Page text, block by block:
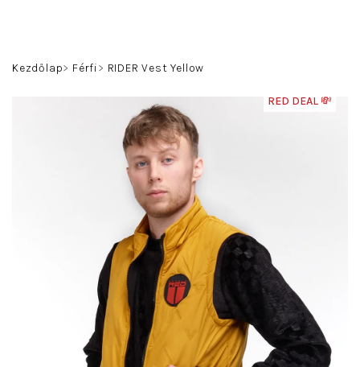
Kezdőlap Férfi RIDER Vest Yellow
RED DEAL 💸